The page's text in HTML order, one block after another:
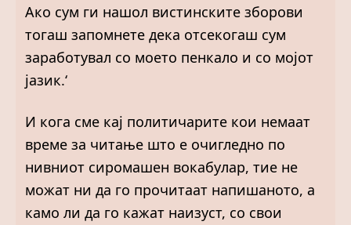
Ако сум ги нашол вистинските зборови
тогаш запомнете дека отсекогаш сум
заработувал со моето пенкало и со мојот
јазик.‘
И кога сме кај политичарите кои немаат
време за читање што е очигледно по
нивниот сиромашен вокабулар, тие не
можат ни да го прочитаат напишаното, а
камо ли да го кажат наизуст, со свои